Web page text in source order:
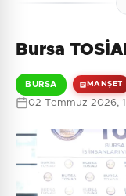
Bursa
BURSA MANŞET
02 Temmuz 2026,